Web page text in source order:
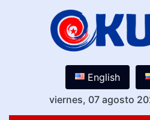
English
viernes, 07 agosto